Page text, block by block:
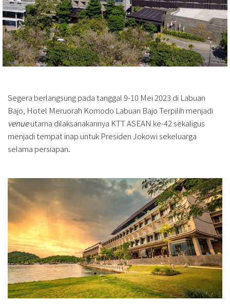
Segera berlangsung pada tanggal 9-10 Mei 2023 di Labuan
Bajo, Hotel Meruorah Komodo Labuan Bajo Terpilih menjadi
venueutama dilaksanakannya KTT ASEAN ke-42 sekaligus
menjadi tempat inap untuk Presiden Jokowi sekeluarga
selama persiapan.